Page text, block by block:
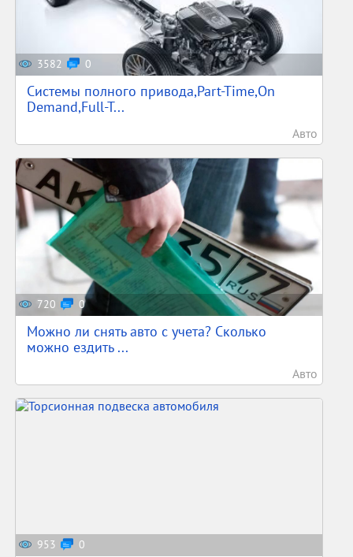
3582 0
Системы полного привода,Part-Time,On
Demand,Full-T...
Авто
720 0
Можно ли снять авто с учета? Сколько
можно ездить ...
Авто
953 0